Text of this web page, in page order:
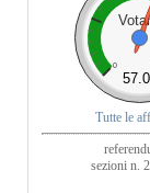
0
Tutte le
sezioni n.